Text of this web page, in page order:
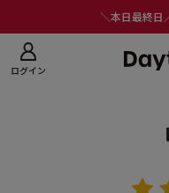
＼本日最終日
ログイン